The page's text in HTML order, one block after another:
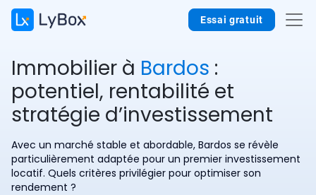
Essai gratuit
Immobilier à Bardos :
potentiel, rentabilité et
stratégie d’investissement
Avec un marché stable et abordable, Bardos se révèle
particulièrement adaptée pour un premier investissement
locatif. Quels critères privilégier pour optimiser son
rendement ?